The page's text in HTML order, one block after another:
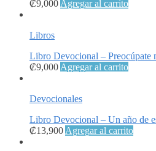
₡9,000 Agregar al carrito
Libros
Libro Devocional – Preocúpate
₡9,000 Agregar al carrito
Devocionales
Libro Devocional – Un año de
₡13,900 Agregar al carrito